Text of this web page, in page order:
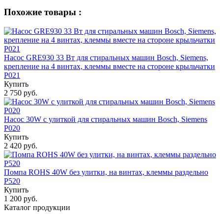
Похожие товары :
Насос GRE930 33 Вт для стиральных машин Bosch, Siemens,
крепление на 4 винтах, клеммы вместе на стороне крыльчатки
P021
Купить
2 750 руб.
Насос 30W с улиткой для стиральных машин Bosch, Siemens
P020
Купить
2 420 руб.
Помпа ROHS 40W без улитки, на винтах, клеммы раздельно
Р520
Купить
1 200 руб.
Каталог продукции